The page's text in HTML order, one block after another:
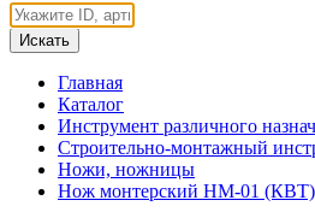
Искать
Главная
Каталог
Инструмент различного
Строительно-монтажный
Ножи, ножницы
Нож монтерский НМ-01 (КВТ)